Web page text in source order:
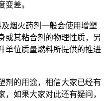
变差。
烟火药剂一般会使用增塑
或其粘合剂的物理性质，另
单位质量燃料所提供的推进
的用途，相信大家已经有
如果大家对此还有疑问，